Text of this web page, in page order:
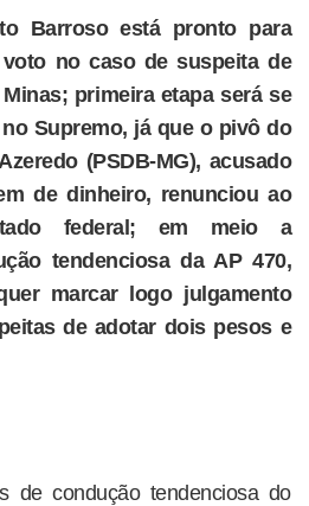
Barroso está pronto para
no caso de suspeita de
primeira etapa será se
Supremo, já que o pivô do
(PSDB-MG), acusado
de dinheiro, renunciou ao
federal; em meio a
tendenciosa da AP 470,
marcar logo julgamento
de adotar dois pesos e
de condução tendenciosa do